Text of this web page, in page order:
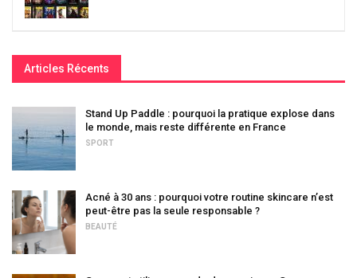
Articles Récents
Stand Up Paddle : pourquoi la pratique explose dans
le monde, mais reste différente en France
SPORT
Acné à 30 ans : pourquoi votre routine skincare n’est
peut-être pas la seule responsable ?
BEAUTÉ